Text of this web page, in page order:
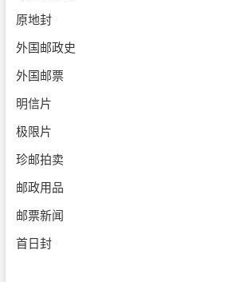
原地封
外国邮政史
外国邮票
明信片
极限片
珍邮拍卖
邮政用品
邮票新闻
首日封